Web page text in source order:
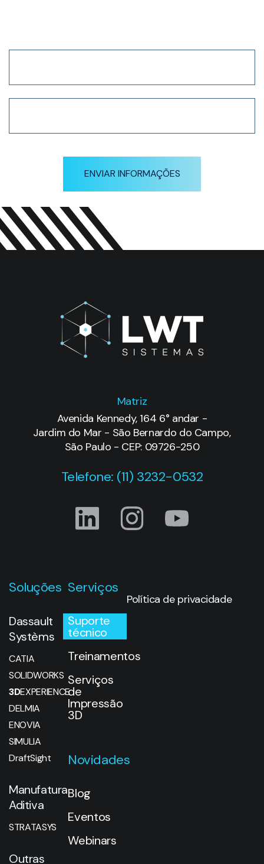
ENVIAR INFORMAÇÕES
Matriz
Avenida Kennedy, 164 6° andar -
Jardim do Mar - São Bernardo do Campo,
São Paulo - CEP: 09726-250
Telefone: (11) 3232-0532
Soluções
Dassault
Systèms
CATIA
SOLIDWORKS
3DEXPERIENCE
DELMIA
ENOVIA
SIMULIA
DraftSight
Manufatura
Aditiva
STRATASYS
Outras
Serviços
Suporte
técnico
Treinamentos
Serviços
de
Impressão
3D
Novidades
Blog
Eventos
Webinars
Política de privacidade